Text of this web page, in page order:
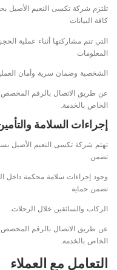
تلتزم شركة تكسى النعيم الأصيل
كافة البيانات
التي تتم مشاركتها أثناء عملية
المعلومات
الشخصية وضمان سرية وأمان
عن طريق الاتصال بالرقم المخصص
الخاص بالخدمة.
إجراءات السلامة
تهتم شركة تكسى النعيم الأصيل
تضمن
وجود إجراءات سلامة محكمة داخل
تضمن حماية
الركاب والسائقين خلال الرحلات.
عن طريق الاتصال بالرقم المخصص
الخاص بالخدمة.
التعامل مع العملاء